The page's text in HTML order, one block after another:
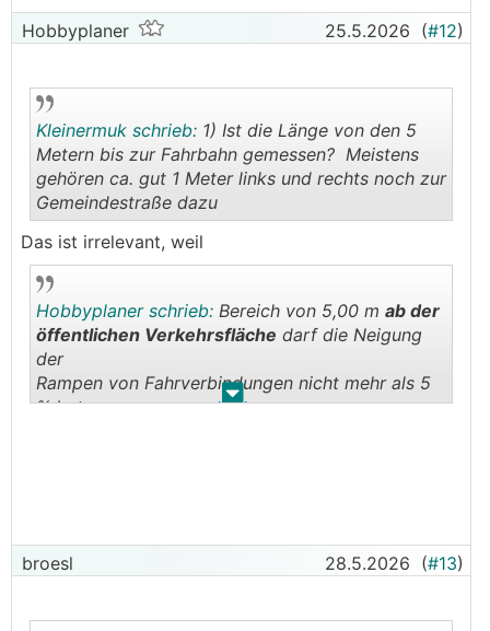
Hobbyplaner 25.5.2026 (#12)
..
Kleinermuk schrieb: 1) Ist die Länge von den 5
Metern bis zur Fahrbahn gemessen? Meistens
gehören ca. gut 1 Meter links und rechts noch zur
Gemeindestraße dazu
Das ist irrelevant, weil
. .
Hobbyplaner schrieb: Bereich von 5,00 m ab der
öffentlichen Verkehrsfläche darf die Neigung
der
Rampen von Fahrverbindungen nicht mehr als 5
% betragen.
broesl 28.5.2026 (#13)